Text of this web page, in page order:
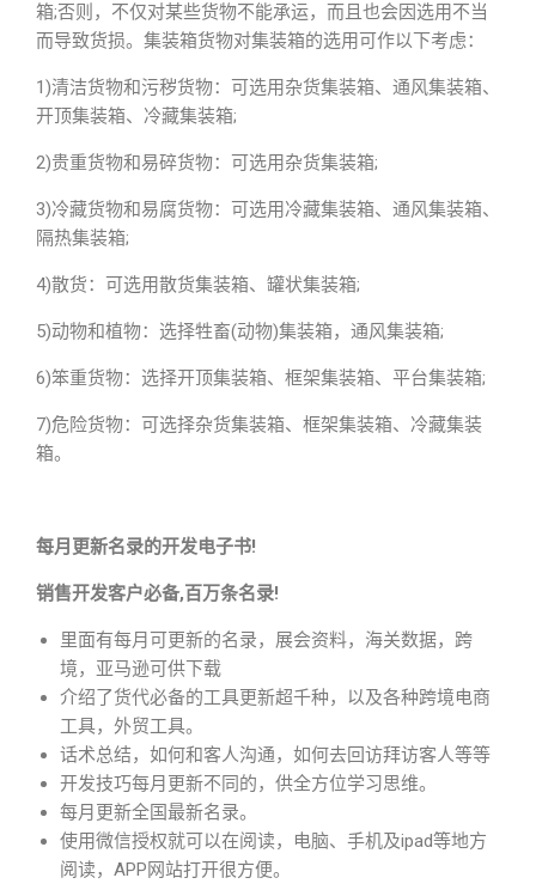
箱;否则，不仅对某些货物不能承运，而且也会因选用不当
而导致货损。集装箱货物对集装箱的选用可作以下考虑：
1)清洁货物和污秽货物：可选用杂货集装箱、通风集装箱、
开顶集装箱、冷藏集装箱;
2)贵重货物和易碎货物：可选用杂货集装箱;
3)冷藏货物和易腐货物：可选用冷藏集装箱、通风集装箱、
隔热集装箱;
4)散货：可选用散货集装箱、罐状集装箱;
5)动物和植物：选择牲畜(动物)集装箱，通风集装箱;
6)笨重货物：选择开顶集装箱、框架集装箱、平台集装箱;
7)危险货物：可选择杂货集装箱、框架集装箱、冷藏集装
箱。
每月更新名录的开发电子书!
销售开发客户必备,百万条名录!
里面有每月可更新的名录，展会资料，海关数据，跨
境，亚马逊可供下载
介绍了货代必备的工具更新超千种，以及各种跨境电商
工具，外贸工具。
话术总结，如何和客人沟通，如何去回访拜访客人等等
开发技巧每月更新不同的，供全方位学习思维。
每月更新全国最新名录。
使用微信授权就可以在阅读，电脑、手机及ipad等地方
阅读，APP网站打开很方便。